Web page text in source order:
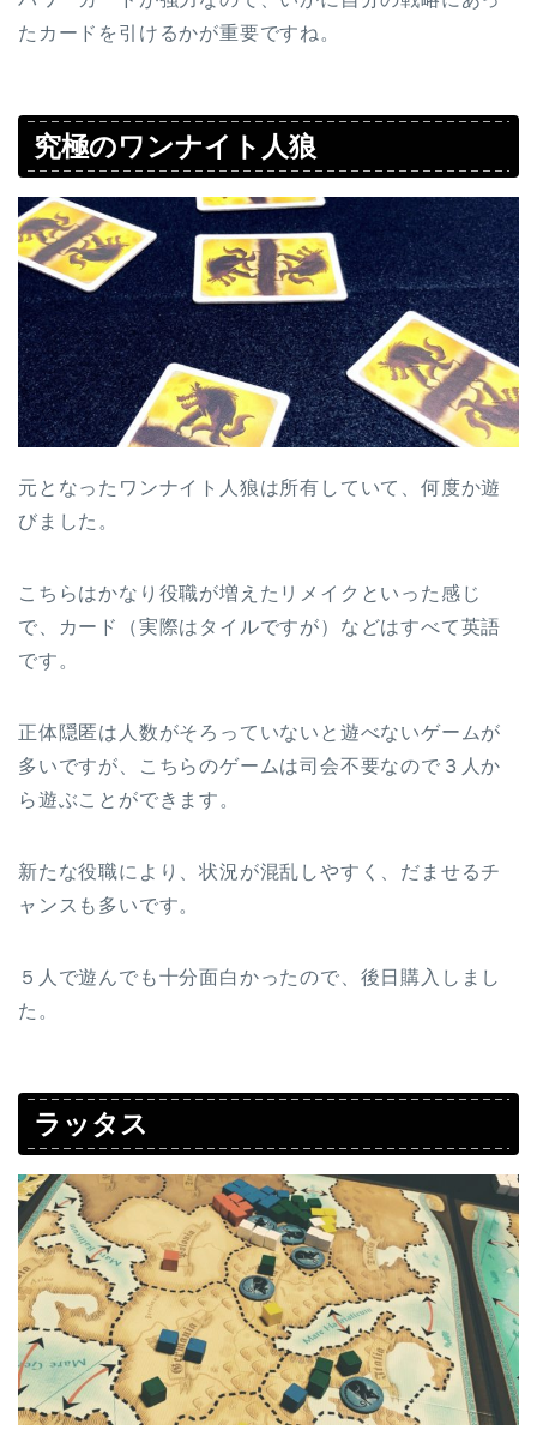
たカードを引けるかが重要ですね。
究極のワンナイト人狼
元となったワンナイト人狼は所有していて、何度か遊
びました。
こちらはかなり役職が増えたリメイクといった感じ
で、カード（実際はタイルですが）などはすべて英語
です。
正体隠匿は人数がそろっていないと遊べないゲームが
多いですが、こちらのゲームは司会不要なので３人か
ら遊ぶことができます。
新たな役職により、状況が混乱しやすく、だませるチ
ャンスも多いです。
５人で遊んでも十分面白かったので、後日購入しまし
た。
ラッタス